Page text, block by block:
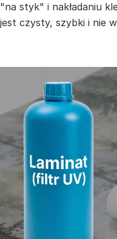
"na styk" i nakładaniu
jest czysty, szybki i nie